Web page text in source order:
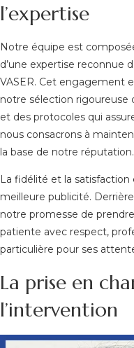
l’expertise
Notre équipe est
d’une expertise reconnue
VASER. Cet engagement
notre sélection rigoureuse
et des protocoles qui
nous consacrons à
la base de notre réputation.
La fidélité et la
meilleure publicité.
notre promesse de
patiente avec respect,
particulière pour ses
La prise en
l’intervention